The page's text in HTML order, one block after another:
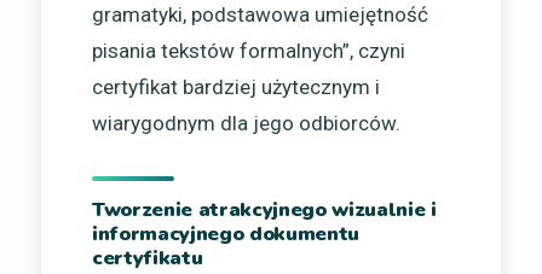
gramatyki, podstawowa umiejętność
pisania tekstów formalnych”, czyni
certyfikat bardziej użytecznym i
wiarygodnym dla jego odbiorców.
Tworzenie atrakcyjnego wizualnie i
informacyjnego dokumentu
certyfikatu